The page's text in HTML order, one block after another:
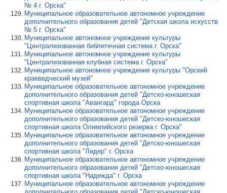
№ 4 г. Орска"
Муниципальное образовательное автономное учреждение
дополнительного образования детей "Детская школа искусств
№ 5 г. Орска"
Муниципальное автономное учреждение культуры
"Централизованная библитечная система г. Орска"
Муниципальное автономное учреждение культуры
"Централизованная клубная система г. Орска"
Муниципальное автономное учреждение культуры "Орский
краеведческий музей"
Муниципальное образовательное автономное учреждение
дополнительного образования детей "Детско-юношеская
спортивная школа "Авангард" города Орска
Муниципальное образовательное автономное учреждение
дополнительного образования детей "Детско-юношеская
спортивная школа Олимпийского резерва г. Орска"
Муниципальное образовательное автономное учреждение
дополнительного образования детей "Детско-юношеская
спортивная школа "Лидер" г. Орска
Муниципальное образовательное автономное учреждение
дополнительного образования детей "Детско-юношеская
спортивная школа "Надежда" г. Орска
Муниципальное образовательное автономное учреждение